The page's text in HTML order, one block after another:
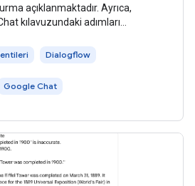
açıklanmaktadır. Ayrıca,
kılavuzundaki adımları
Dialogflow
Google Chat